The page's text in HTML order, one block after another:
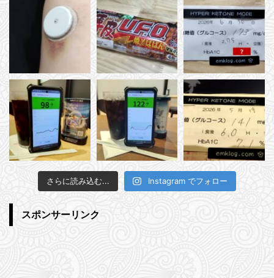
さらに読み込む... Instagram でフォロー
スポンサーリンク